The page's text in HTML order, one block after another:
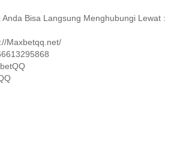
Anda Bisa Langsung Menghubungi Lewat :
Maxbetqq.net/